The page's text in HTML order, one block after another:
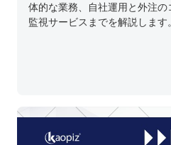
体的な業務、自社運用と外注の
監視サービスまでを解説します。